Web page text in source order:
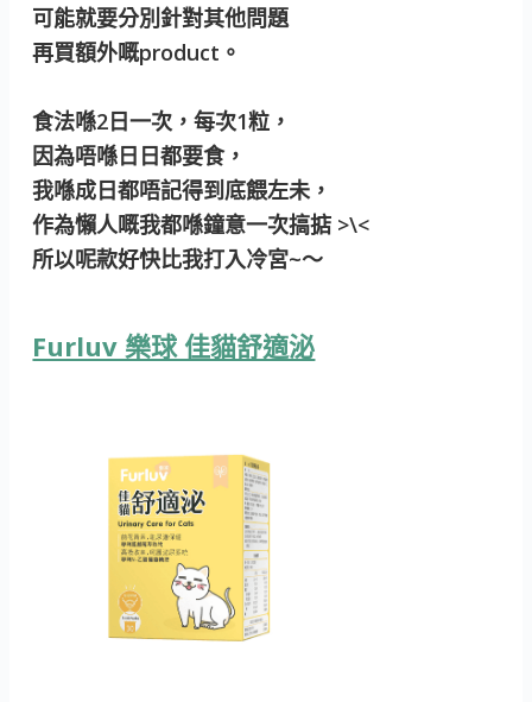
可能就要分別針對其他問題
再買額外嘅product。
食法喺2日一次，每次1粒，
因為唔喺日日都要食，
我喺成日都唔記得到底餵左未，
作為懶人嘅我都喺鐘意一次搞掂 >\<
所以呢款好快比我打入冷宮~～
Furluv 樂球 佳貓舒適泌